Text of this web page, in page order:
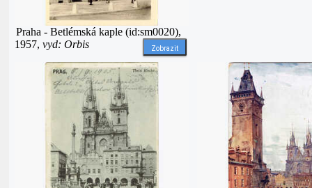
Praha - Betlémská kaple (id:sm0020),
1957, vyd: Orbis Zobrazit